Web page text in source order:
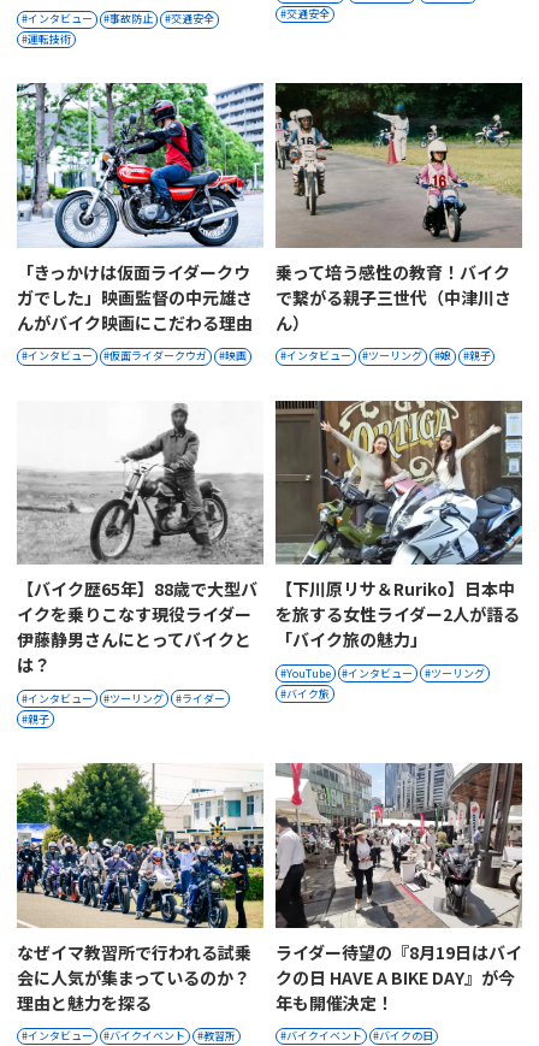
インタビュー 事故防止
交通安全
運転技術
交通安全
「きっかけは仮面ライダークウ
ガでした」映画監督の中元雄さ
んがバイク映画にこだわる理由
インタビュー 仮面ライダークウガ 映画
乗って培う感性の教育！バイク
で繋がる親子三世代（中津川さ
ん）
インタビュー ツーリング 娘 親子
【バイク歴65年】88歳で大型バ
イクを乗りこなす現役ライダー
伊藤静男さんにとってバイクと
は？
インタビュー ツーリング
ライダー
親子
【下川原リサ＆Ruriko】日本中
を旅する女性ライダー2人が語る
「バイク旅の魅力」
YouTube インタビュー
ツーリング
バイク旅
なぜイマ教習所で行われる試乗
会に人気が集まっているのか？
理由と魅力を探る
インタビュー バイクイベント
教習所
ライダー待望の『8月19日はバイ
クの日 HAVE A BIKE DAY』が今
年も開催決定！
バイクイベント
バイクの日